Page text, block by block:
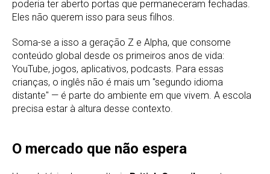
poderia ter aberto portas que permaneceram fechadas.
Eles não querem isso para seus filhos.
Soma-se a isso a geração Z e Alpha, que consome
conteúdo global desde os primeiros anos de vida:
YouTube, jogos, aplicativos, podcasts. Para essas
crianças, o inglês não é mais um "segundo idioma
distante" — é parte do ambiente em que vivem. A escola
precisa estar à altura desse contexto.
O mercado que não espera